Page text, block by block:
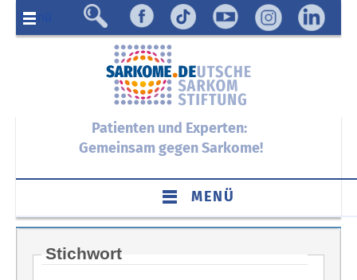
Menü
Patienten und Experten:
Gemeinsam gegen Sarkome!
MENÜ
Stichwort